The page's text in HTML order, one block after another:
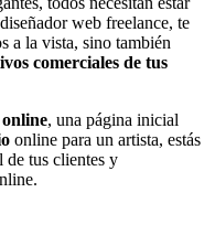
web freelance, te
a la vista, sino también
comerciales de tus
, una página inicial
online para un artista, estás
de tus clientes y